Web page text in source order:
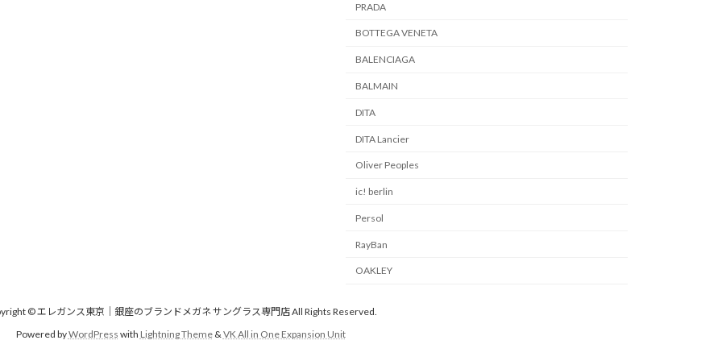
PRADA
BOTTEGA VENETA
BALENCIAGA
BALMAIN
DITA
DITA Lancier
Oliver Peoples
ic! berlin
Persol
RayBan
OAKLEY
© エレガンス東京｜銀座のブランドメガネ サングラス専門店 All Rights Reserved.
Powered byWordPress with Lightning Theme& VK All in One Expansion Unit